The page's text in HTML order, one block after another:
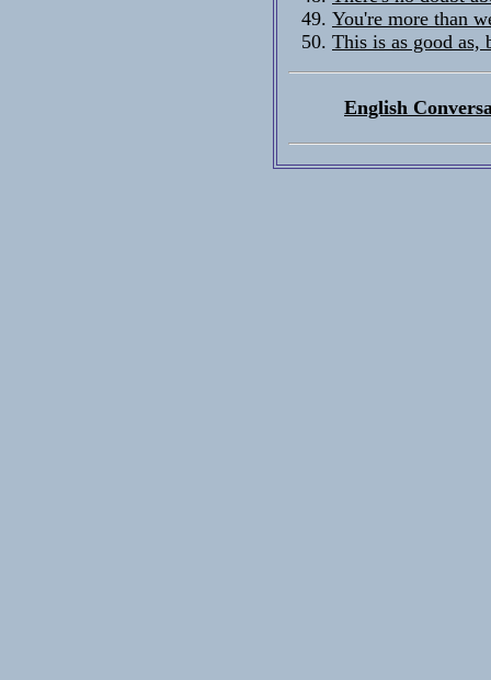
You're more than
This is as good as,
English